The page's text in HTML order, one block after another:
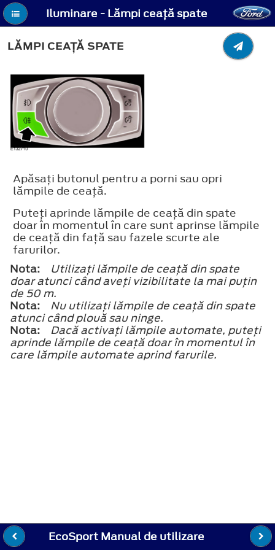
Iluminare - Lămpi ceaţă spate
LĂMPI CEAŢĂ SPATE
Apăsaţi butonul pentru a porni sau opri
lămpile de ceaţă.
Puteţi aprinde lămpile de ceaţă din spate
doar în momentul în care sunt aprinse lămpile
de ceaţă din faţă sau fazele scurte ale
farurilor.
Nota:
Utilizaţi lămpile de ceaţă din spate
doar atunci când aveţi vizibilitate la mai puţin
de 50 m.
Nota:
Nu utilizaţi lămpile de ceaţă din spate
atunci când plouă sau ninge.
Nota:
Dacă activaţi lămpile automate, puteţi
aprinde lămpile de ceaţă doar în momentul în
care lămpile automate aprind farurile.
EcoSport Manual de utilizare